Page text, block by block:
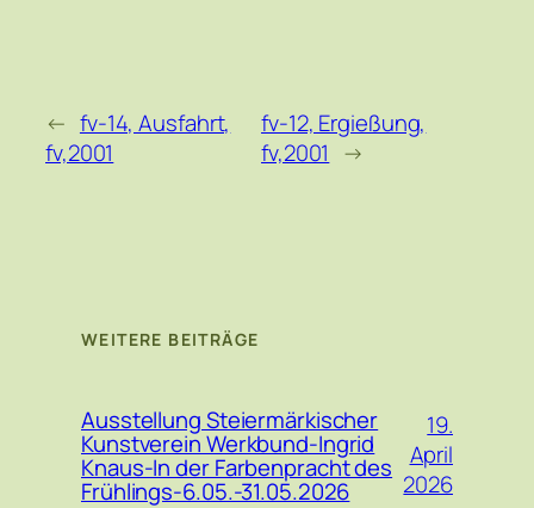
← fv-14, Ausfahrt,
fv,2001
fv-12, Ergießung,
fv,2001 →
WEITERE BEITRÄGE
Ausstellung Steiermärkischer
Kunstverein Werkbund-Ingrid
Knaus-In der Farbenpracht des
Frühlings-6.05.-31.05.2026
19.
April
2026